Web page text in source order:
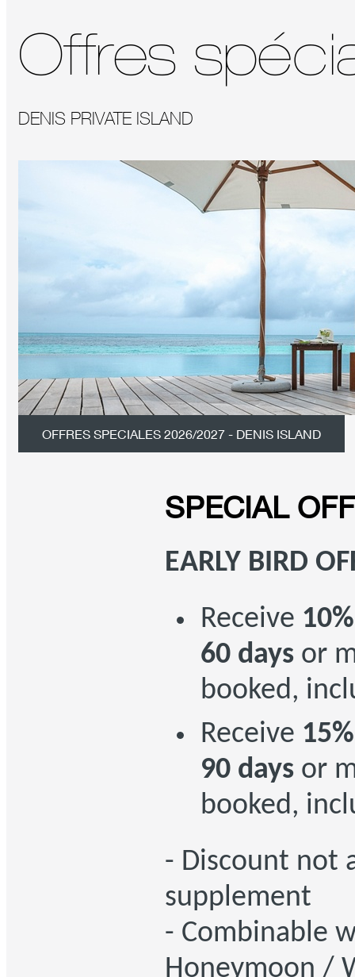
Offres
DENIS PRIVATE ISLAND
OFFRES SPECIALES 2026/2027 - DENIS ISLAND
SPECIAL
EARLY BIRD
Receive
60 daysor
booked,
Receive
90 daysor
booked,
- Discount not
supplement
- Combinable
Honeymoon /